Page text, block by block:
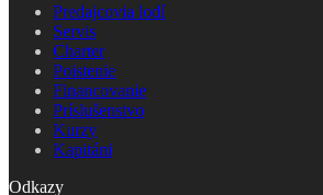
Predajcovia lodí
Servis
Charter
Poistenie
Financovanie
Príslušenstvo
Kurzy
Kapitáni
Odkazy